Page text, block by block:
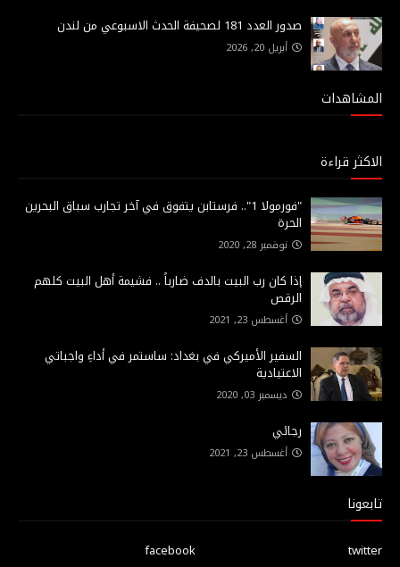
صدور العدد 181 لصحيفة الحدث الاسبوعي من لندن
أبريل 20, 2026
المشاهدات
الاكثر قراءة
"فورمولا 1".. فرستابن يتفوق في آخر تجارب سباق البحرين
الحرة
نوفمبر 28, 2020
إذا كان رب البيت بالدف ضارباً .. فشيمة أهل البيت كلهم
الرقص
أغسطس 23, 2021
السفير الأميركي في بغداد: ساستمر في أداءِ واجباتي
الاعتيادية
ديسمبر 03, 2020
رجائي
أغسطس 23, 2021
تابعونا
facebook twitter